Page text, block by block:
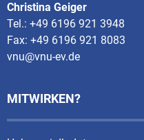
Christina Geiger
Tel.: +49 6196 921 3948
Fax: +49 6196 921 8083
vnu@vnu-ev.de
MITWIRKEN?